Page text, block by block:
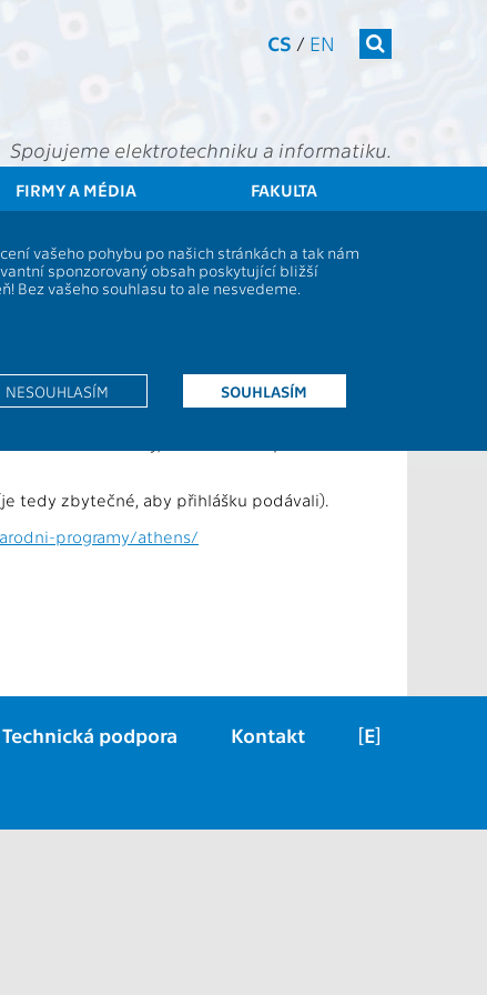
CS / EN
Spojujeme elektrotechniku a informatiku.
FIRMY A MÉDIA FAKULTA
vašeho pohybu po našich stránkách a tak nám
sponzorovaný obsah poskytující bližší
Bez vašeho souhlasu to ale nesvedeme.
SOUHLASÍM
NESOUHLASÍM
na zahraničních
intenzivní kurzy v moderních oborech
tedy zbytečné, aby přihlášku podávali).
programy/athens/
[E]
Kontakt
Technická podpora